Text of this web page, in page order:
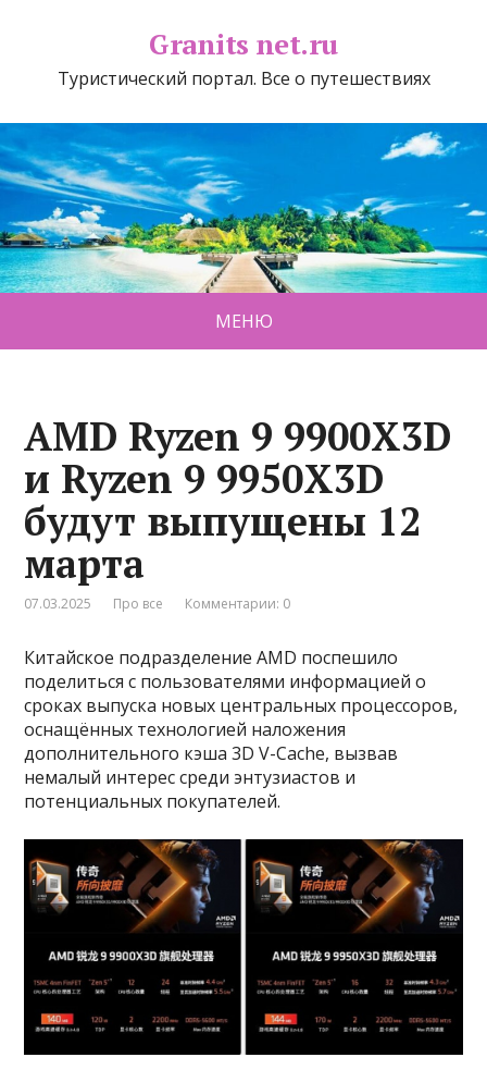
Granits net.ru
Туристический портал. Все о путешествиях
МЕНЮ
AMD Ryzen 9 9900X3D
и Ryzen 9 9950X3D
будут выпущены 12
марта
07.03.2025 Про все Комментарии: 0
Китайское подразделение AMD поспешило
поделиться с пользователями информацией о
сроках выпуска новых центральных процессоров,
оснащённых технологией наложения
дополнительного кэша 3D V-Cache, вызвав
немалый интерес среди энтузиастов и
потенциальных покупателей.